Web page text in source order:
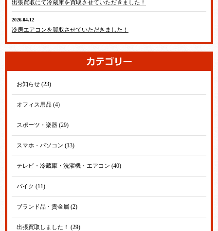
出張買取にて冷蔵庫を買取させていただきました！
2026.04.12
冷房エアコンを買取させていただきました！
お知らせ (23)
オフィス用品 (4)
スポーツ・楽器 (29)
スマホ・パソコン (13)
テレビ・冷蔵庫・洗濯機・エアコン (40)
バイク (11)
ブランド品・貴金属 (2)
出張買取しました！ (29)